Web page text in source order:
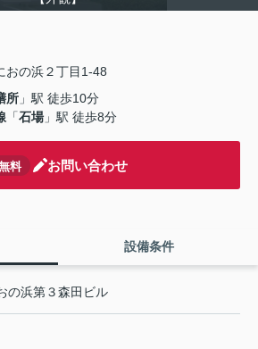
おの浜２丁目1-48
所 」駅 徒歩10分
「石場」駅 徒歩8分
料 お問い合わせ
設備条件
の浜第３森田ビル